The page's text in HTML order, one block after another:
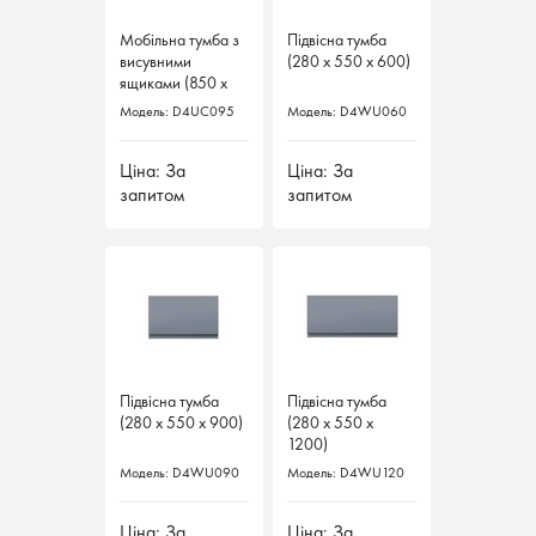
Мобільна тумба з
висувними
ящиками (850 х
800 х 572 х 5)
Модель: D4UC095
Ціна: За
запитом
Мобільна тумба з
висувними
ящиками (850 х
800 х 572 х 5)
Модель: D4UC095
Ціна: За
запитом
Підвісна тумба
(280 х 550 х 600)
Модель: D4WU060
Ціна: За
запитом
Підвісна тумба
(280 х 550 х 600)
Модель: D4WU060
Ціна: За
запитом
Підвісна тумба
(280 х 550 х 900)
Модель: D4WU090
Підвісна тумба
(280 х 550 х 900)
Модель: D4WU090
Підвісна тумба
(280 х 550 х
1200)
Модель: D4WU120
Підвісна тумба
(280 х 550 х
1200)
Модель: D4WU120